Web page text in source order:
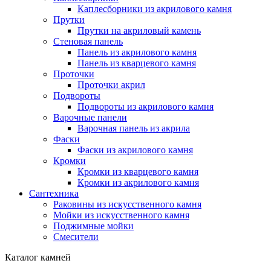
Каплесборники из акрилового камня
Прутки
Прутки на акриловый камень
Стеновая панель
Панель из акрилового камня
Панель из кварцевого камня
Проточки
Проточки акрил
Подвороты
Подвороты из акрилового камня
Варочные панели
Варочная панель из акрила
Фаски
Фаски из акрилового камня
Кромки
Кромки из кварцевого камня
Кромки из акрилового камня
Сантехника
Раковины из искусственного камня
Мойки из искусственного камня
Поджимные мойки
Смесители
Каталог камней